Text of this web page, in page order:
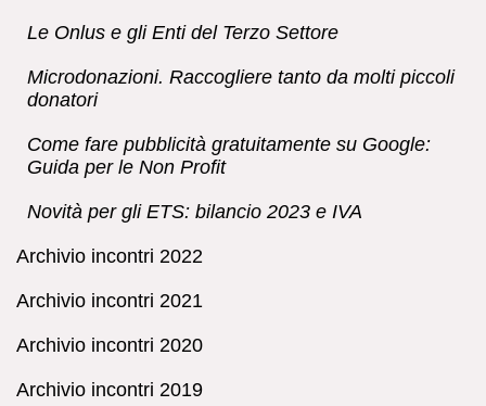
Le Onlus e gli Enti del Terzo Settore
Microdonazioni. Raccogliere tanto da molti piccoli
donatori
Come fare pubblicità gratuitamente su Google:
Guida per le Non Profit
Novità per gli ETS: bilancio 2023 e IVA
Archivio incontri 2022
Archivio incontri 2021
Archivio incontri 2020
Archivio incontri 2019